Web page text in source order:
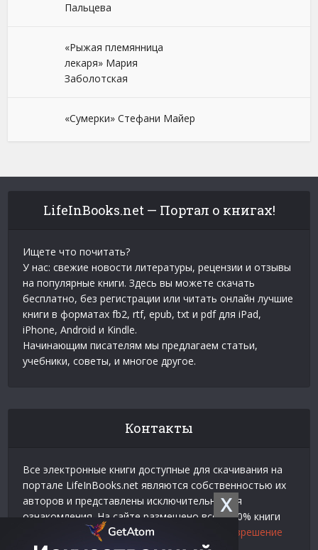
X
Пальцева
«Рыжая племянница
лекаря» Мария
Заболотская
«Сумерки» Стефани Майер
LifeInBooks.net — Портал о книгах!
Ищете что почитать?
У нас: свежие новости литературы, рецензии и отзывы
на популярные книги. Здесь вы можете скачать
бесплатно, без регистрации или читать онлайн лучшие
книги в форматах fb2, rtf, epub, txt и pdf для iPad,
iPhone, Android и Kindle.
Начинающим писателям мы предлагаем статьи,
учебники, советы, и многое другое.
Контакты
Все электронные книги доступные для скачивания на
портале LifeInBooks.net являются собственностью их
авторов и представлены исключительно для
ознакомления. На сайте размещено всего 20% книги
взятой у нашего партнера Официальное разрешение